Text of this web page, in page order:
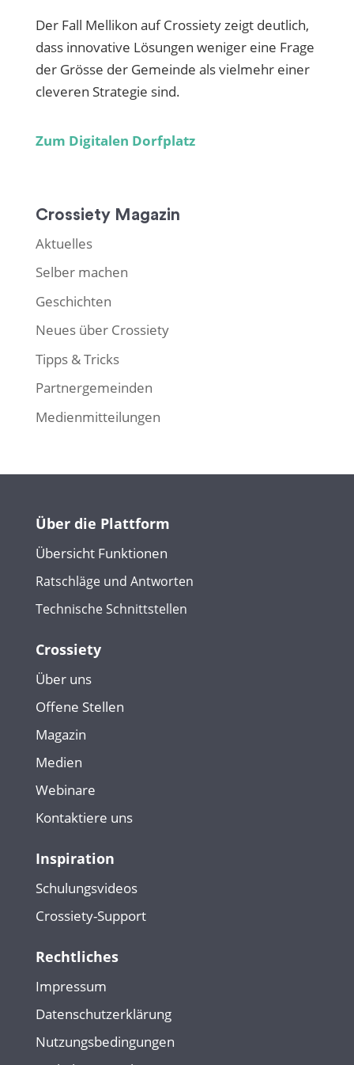
Der Fall Mellikon auf Crossiety zeigt deutlich,
dass innovative Lösungen weniger eine Frage
der Grösse der Gemeinde als vielmehr einer
cleveren Strategie sind.
Zum Digitalen Dorfplatz
Crossiety Magazin
Aktuelles
Selber machen
Geschichten
Neues über Crossiety
Tipps & Tricks
Partnergemeinden
Medienmitteilungen
Über die Plattform
Übersicht Funktionen
Ratschläge und Antworten
Technische Schnittstellen
Crossiety
Über uns
Offene Stellen
Magazin
Medien
Webinare
Kontaktiere uns
Inspiration
Schulungsvideos
Crossiety-Support
Rechtliches
Impressum
Datenschutzerklärung
Nutzungsbedingungen